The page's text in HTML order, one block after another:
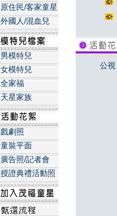
原住民/客家童星
外國人/混血兒
男模特兒
女模特兒
全家福
天星家族
戲劇照
童裝平面
廣告照/記者會
授證典禮活動照
公視